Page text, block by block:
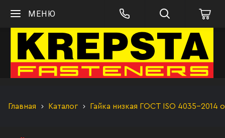
МЕНЮ
Главная Каталог Гайка низкая ГОСТ ISO 4035-2014